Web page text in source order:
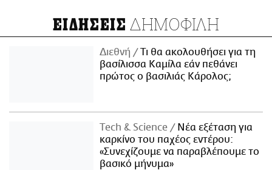
ΕΙΔΗΣΕΙΣ ΔΗΜΟΦΙΛΗ
Διεθνή
Τι θα ακολουθήσει για τη
βασίλισσα Καμίλα εάν πεθάνει
πρώτος ο βασιλιάς Κάρολος;
Τech & Science
Νέα εξέταση για
καρκίνο του παχέος εντέρου:
«Συνεχίζουμε να παραβλέπουμε το
βασικό μήνυμα»